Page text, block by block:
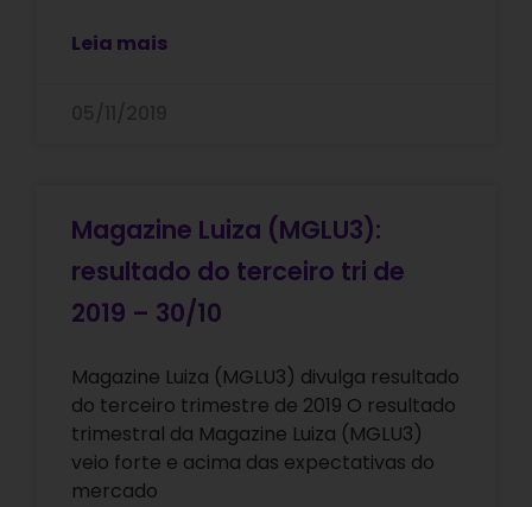
Leia mais
Magazine Luiza (MGLU3):
resultado do terceiro tri de
2019 – 30/10
Magazine Luiza (MGLU3) divulga resultado
do terceiro trimestre de 2019 O resultado
trimestral da Magazine Luiza (MGLU3)
veio forte e acima das expectativas do
mercado